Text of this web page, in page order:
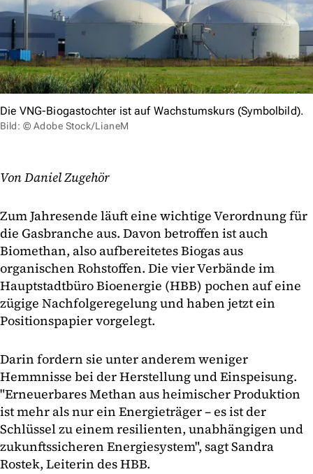
Die VNG-Biogastochter ist auf Wachstumskurs (Symbolbild).
Bild: © Adobe Stock/LianeM
Von Daniel Zugehör
Zum Jahresende läuft eine wichtige Verordnung für
die Gasbranche aus. Davon betroffen ist auch
Biomethan, also aufbereitetes Biogas aus
organischen Rohstoffen. Die vier Verbände im
Hauptstadtbüro Bioenergie (HBB) pochen auf eine
zügige Nachfolgeregelung und haben jetzt ein
Positionspapier vorgelegt.
Darin fordern sie unter anderem weniger
Hemmnisse bei der Herstellung und Einspeisung.
"Erneuerbares Methan aus heimischer Produktion
ist mehr als nur ein Energieträger – es ist der
Schlüssel zu einem resilienten, unabhängigen und
zukunftssicheren Energiesystem", sagt Sandra
Rostek, Leiterin des HBB.